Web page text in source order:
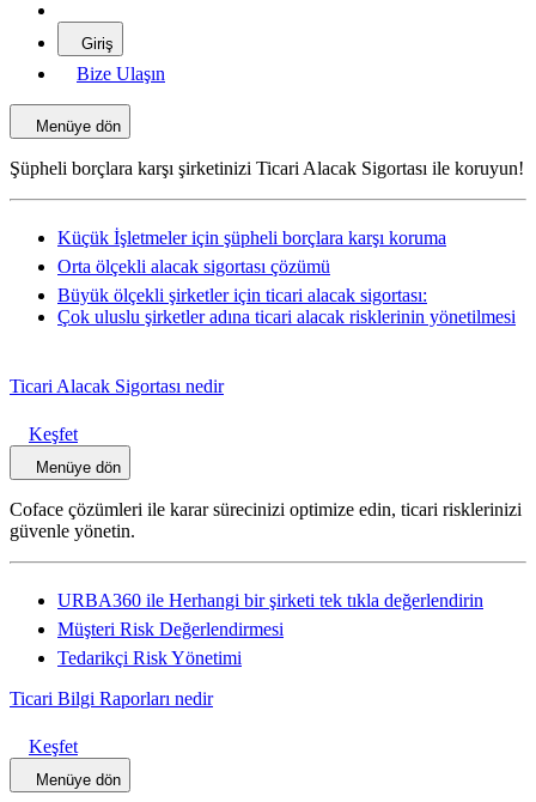
Giriş
Bize Ulaşın
Menüye dön
Şüpheli borçlara karşı şirketinizi Ticari Alacak Sigortası ile koruyun!
Küçük İşletmeler için şüpheli borçlara karşı koruma
Orta ölçekli alacak sigortası çözümü
Büyük ölçekli şirketler için ticari alacak sigortası:
Çok uluslu şirketler adına ticari alacak risklerinin yönetilmesi
Ticari Alacak Sigortası nedir
Keşfet
Menüye dön
Coface çözümleri ile karar sürecinizi optimize edin, ticari risklerinizi
güvenle yönetin.
URBA360 ile Herhangi bir şirketi tek tıkla değerlendirin
Müşteri Risk Değerlendirmesi
Tedarikçi Risk Yönetimi
Ticari Bilgi Raporları nedir
Keşfet
Menüye dön